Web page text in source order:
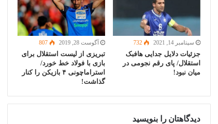
سپتامبر 14, 2021 732
جزئیات دلایل جدایی هافبک
استقلال/ پای رقم نجومی در
میان نبود!
آگوست 28, 2019 807
تبریزی از لیست استقلال برای
بازی با فولاد خط خورد/
استراماچونی ۴ بازیکن را کنار
گذاشت!
دیدگاهتان را بنویسید